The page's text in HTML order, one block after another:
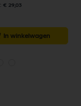
€ 29,03
In winkelwagen